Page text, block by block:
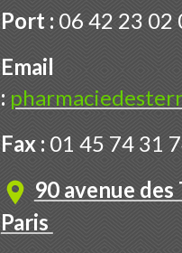
Port : 06 42 23 02
Email
:
Fax : 01 45 74 31
90 avenue
Paris